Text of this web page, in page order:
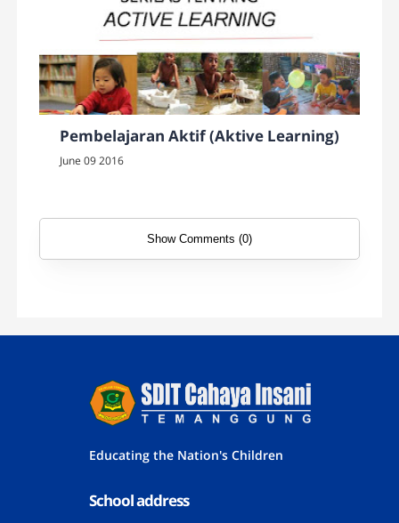
Pembelajaran Aktif (Aktive Learning)
June 09 2016
Show Comments (0)
Educating the Nation's Children
School address